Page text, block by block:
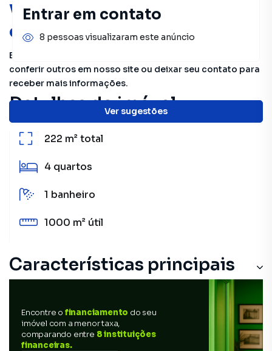
Você pode encontrar novas
oportunidades!
Este imóvel não está mais disponível, mas você pode
conferir outros em nosso site ou deixar seu contato para
receber mais informações.
Ver sugestões
Detalhes do imóvel
222 m²total
4 quartos
1 banheiro
1000 m² útil
Características principais
Encontre o financiamento do seu
imóvel com a menor taxa,
comparando entre 8 instituições
financeiras.
Entrar em contato
8 pessoas visualizaram este anúncio